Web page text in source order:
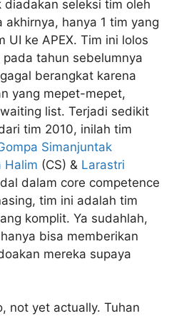
diadakan seleksi tim oleh
akhirnya, hanya 1 tim yang
UI ke APEX. Tim ini lolos
tahun sebelumnya
berangkat karena
yang mepet-mepet,
list. Terjadi sedikit
tim 2010, inilah tim
Simanjuntak
Halim (CS) & Larastri
dalam core competence
tim ini adalah tim
komplit. Ya sudahlah,
bisa memberikan
mereka supaya
not yet actually. Tuhan